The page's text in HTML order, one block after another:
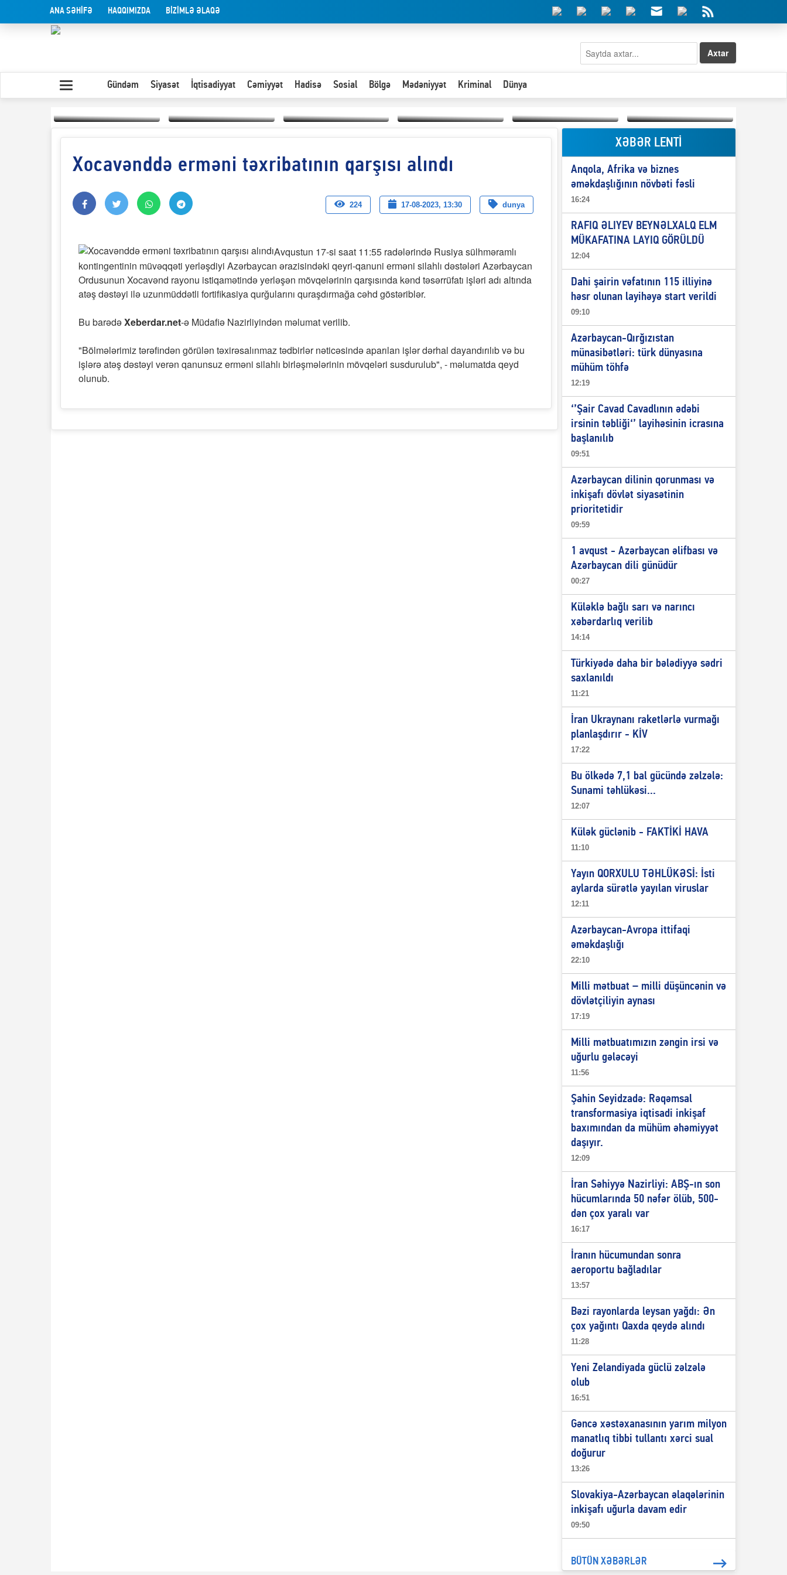
ANA SƏHİFƏ HAQQIMIZDA BİZİMLƏ ƏLAQƏ
Axtar
Gündəm Siyasət İqtisadiyyat Cəmiyyət Hadisə Sosial Bölgə Mədəniyyət Kriminal Dünya
Yaxın Şərqdəki
müharibənin qısa Olduğu kimi görünən
Paytaxta giriş vizası —
"Xoş gəldin, cibində
Hər an ən çətin savaşa
hazır olmalıyıq-
ZƏLİMXAN
“Qeyri-səlis məntiq və
dil-nitq” elmimizə
Elşad Abdullayevin
erməniləri
maliyyələşdirən oğlu
niyə Azərbaycana
ekstradisiya olunmur?
Xocavənddə erməni təxribatının qarşısı alındı
224 17-08-2023, 13:30 dunya
Avqustun 17-si saat 11:55 radələrində Rusiya sülhməramlı
kontingentinin müvəqqəti yerləşdiyi Azərbaycan ərazisindəki qeyri-qanuni erməni silahlı dəstələri Azərbaycan
Ordusunun Xocavənd rayonu istiqamətində yerləşən mövqelərinin qarşısında kənd təsərrüfatı işləri adı altında
atəş dəstəyi ilə uzunmüddətli fortifikasiya qurğularını quraşdırmağa cəhd göstəriblər.
Bu barədəXeberdar.net-ə Müdafiə Nazirliyindən məlumat verilib.
"Bölmələrimiz tərəfindən görülən təxirəsalınmaz tədbirlər nəticəsində aparılan işlər dərhal dayandırılıb və bu
işlərə atəş dəstəyi verən qanunsuz erməni silahlı birləşmələrinin mövqeləri susdurulub", - məlumatda qeyd
olunub.
XƏBƏR LENTİ
Anqola, Afrika və biznes
əməkdaşlığının növbəti fəsli
16:24
RAFIQ ƏLIYEV BEYNƏLXALQ ELM
MÜKAFATINA LAYIQ GÖRÜLDÜ
12:04
Dahi şairin vəfatının 115 illiyinə
həsr olunan layihəyə start verildi
09:10
Azərbaycan-Qırğızıstan
münasibətləri: türk dünyasına
mühüm töhfə
12:19
‘’Şair Cavad Cavadlının ədəbi
irsinin təbliği‘’ layihəsinin icrasına
başlanılıb
09:51
Azərbaycan dilinin qorunması və
inkişafı dövlət siyasətinin
prioritetidir
09:59
1 avqust - Azərbaycan əlifbası və
Azərbaycan dili günüdür
00:27
Küləklə bağlı sarı və narıncı
xəbərdarlıq verilib
14:14
Türkiyədə daha bir bələdiyyə sədri
saxlanıldı
11:21
İran Ukraynanı raketlərlə vurmağı
planlaşdırır - KİV
17:22
Bu ölkədə 7,1 bal gücündə zəlzələ:
Sunami təhlükəsi...
12:07
Külək güclənib - FAKTİKİ HAVA
11:10
Yayın QORXULU TƏHLÜKƏSİ: İsti
aylarda sürətlə yayılan viruslar
12:11
Azərbaycan-Avropa ittifaqi
əməkdaşlığı
22:10
Milli mətbuat – milli düşüncənin və
dövlətçiliyin aynası
17:19
Milli mətbuatımızın zəngin irsi və
uğurlu gələcəyi
11:56
Şahin Seyidzadə: Rəqəmsal
transformasiya iqtisadi inkişaf
baxımından da mühüm əhəmiyyət
daşıyır.
12:09
İran Səhiyyə Nazirliyi: ABŞ-ın son
hücumlarında 50 nəfər ölüb, 500-
dən çox yaralı var
16:17
İranın hücumundan sonra
aeroportu bağladılar
13:57
Bəzi rayonlarda leysan yağdı: Ən
çox yağıntı Qaxda qeydə alındı
11:28
Yeni Zelandiyada güclü zəlzələ
olub
16:51
Gəncə xəstəxanasının yarım milyon
manatlıq tibbi tullantı xərci sual
doğurur
13:26
Slovakiya-Azərbaycan əlaqələrinin
inkişafı uğurla davam edir
09:50
BÜTÜN XƏBƏRLƏR